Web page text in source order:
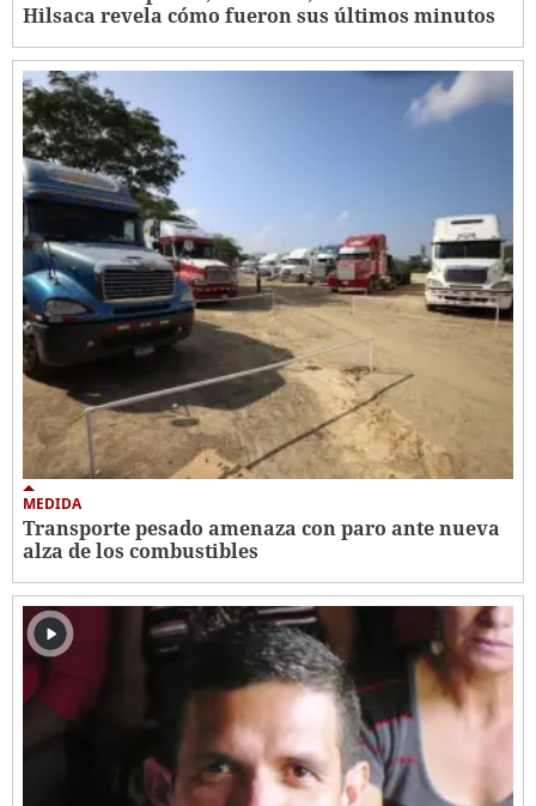
Hilsaca revela cómo fueron sus últimos minutos
MEDIDA
Transporte pesado amenaza con paro ante nueva
alza de los combustibles